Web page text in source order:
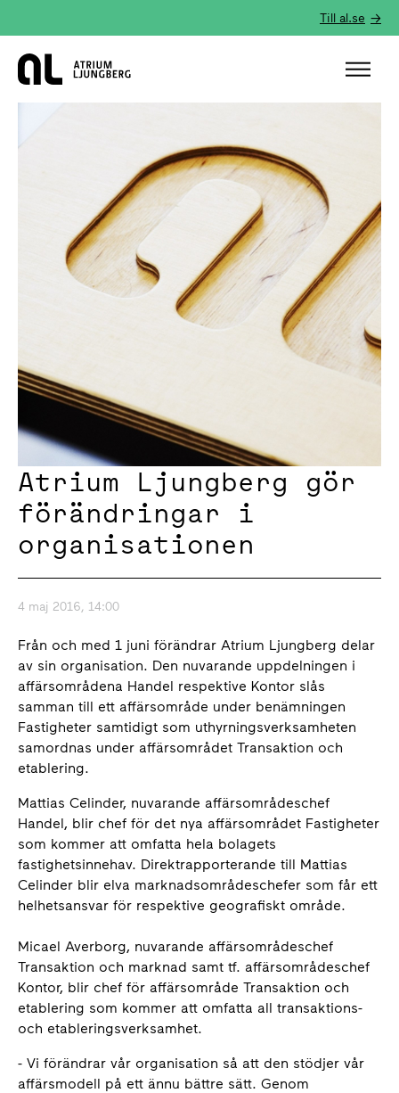
Till al.se
Hem
Atrium Ljungberg gör
förändringar i
organisationen
4 maj 2016, 14:00
Från och med 1 juni förändrar Atrium Ljungberg delar
av sin organisation. Den nuvarande uppdelningen i
affärsområdena Handel respektive Kontor slås
samman till ett affärsområde under benämningen
Fastigheter samtidigt som uthyrningsverksamheten
samordnas under affärsområdet Transaktion och
etablering.
Mattias Celinder, nuvarande affärsområdeschef
Handel, blir chef för det nya affärsområdet Fastigheter
som kommer att omfatta hela bolagets
fastighetsinnehav. Direktrapporterande till Mattias
Celinder blir elva marknadsområdeschefer som får ett
helhetsansvar för respektive geografiskt område.
Micael Averborg, nuvarande affärsområdeschef
Transaktion och marknad samt tf. affärsområdeschef
Kontor, blir chef för affärsområde Transaktion och
etablering som kommer att omfatta all transaktions-
och etableringsverksamhet.
- Vi förändrar vår organisation så att den stödjer vår
affärsmodell på ett ännu bättre sätt. Genom